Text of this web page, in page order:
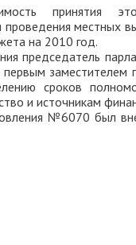
принятия
проведения
на 2010 год.
председатель
сроков
и источникам
№6070 был